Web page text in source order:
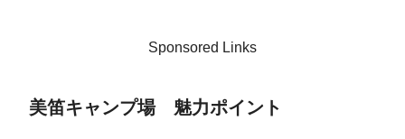
Sponsored Links
美笛キャンプ場 魅力ポイント